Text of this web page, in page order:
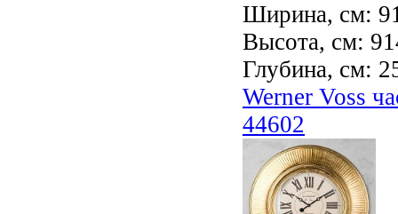
Ширина, см:
Высота, см:
Глубина, см:
Werner Voss
44602